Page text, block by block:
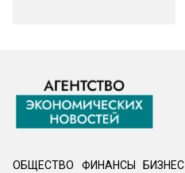
ОБЩЕСТВО ФИНАНСЫ БИЗНЕС